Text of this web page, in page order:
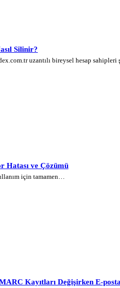
Silinir?
uzantılı bireysel hesap
Hatası ve Çözümü
için tamamen…
Kayıtları Değişirken E-